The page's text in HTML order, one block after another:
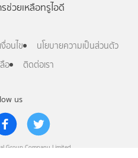
us
Group Company Limited.
ช่วยเหลือทรูไอดี
อนไข
นโยบายความเป็นส่วนตัว
อ
ติดต่อเรา